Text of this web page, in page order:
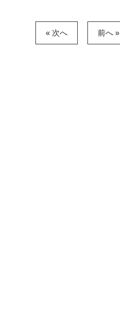
« 次へ 前へ »